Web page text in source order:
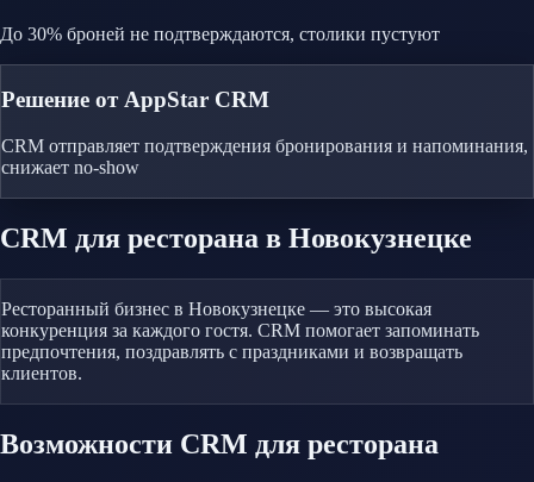
До 30% броней не подтверждаются, столики пустуют
Решение от AppStar CRM
CRM отправляет подтверждения бронирования и напоминания,
снижает no-show
CRM для ресторана в Новокузнецке
Ресторанный бизнес в Новокузнецке — это высокая
конкуренция за каждого гостя. CRM помогает запоминать
предпочтения, поздравлять с праздниками и возвращать
клиентов.
Возможности CRM для ресторана